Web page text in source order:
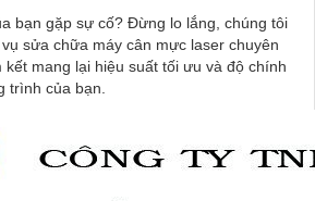
bạn gặp sự cố? Đừng lo lắng, chúng tôi
sửa chữa máy cân mực laser chuyên
kết mang lại hiệu suất tối ưu và độ chính
trình của bạn.